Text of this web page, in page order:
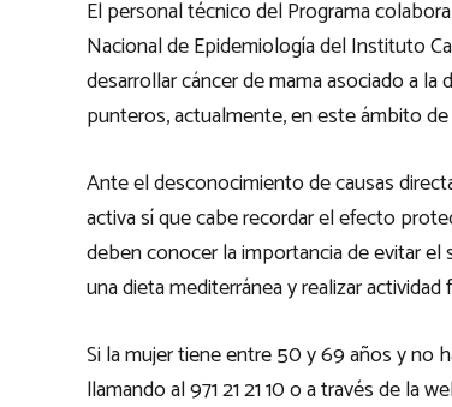
El personal técnico del Programa
Nacional de Epidemiología del Instituto
desarrollar cáncer de mama asociado a
punteros, actualmente, en este ámbito de
Ante el desconocimiento de causas
activa sí que cabe recordar el efecto
deben conocer la importancia de evitar
una dieta mediterránea y realizar actividad
Si la mujer tiene entre 50 y 69 años y no
llamando al 971 21 21 10 o a través de la